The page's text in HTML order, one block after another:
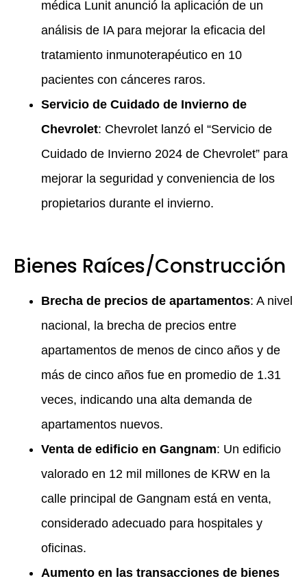
médica Lunit anunció la aplicación de un
análisis de IA para mejorar la eficacia del
tratamiento inmunoterapéutico en 10
pacientes con cánceres raros.
Servicio de Cuidado de Invierno de
Chevrolet: Chevrolet lanzó el “Servicio de
Cuidado de Invierno 2024 de Chevrolet” para
mejorar la seguridad y conveniencia de los
propietarios durante el invierno.
Bienes Raíces/Construcción
Brecha de precios de apartamentos: A nivel
nacional, la brecha de precios entre
apartamentos de menos de cinco años y de
más de cinco años fue en promedio de 1.31
veces, indicando una alta demanda de
apartamentos nuevos.
Venta de edificio en Gangnam: Un edificio
valorado en 12 mil millones de KRW en la
calle principal de Gangnam está en venta,
considerado adecuado para hospitales y
oficinas.
Aumento en las transacciones de bienes